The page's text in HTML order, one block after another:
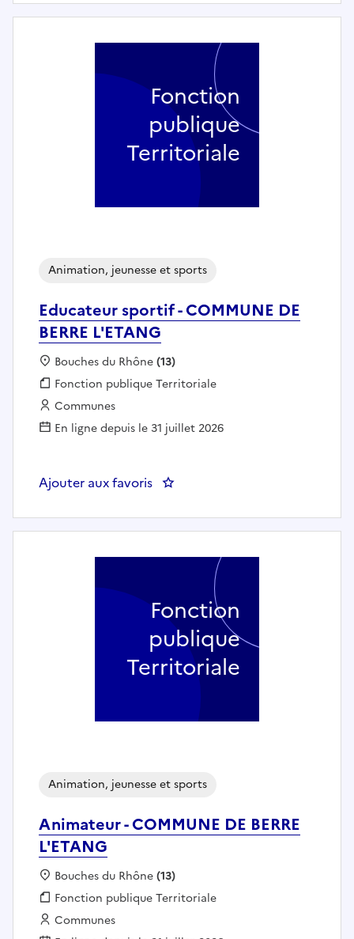
Educateur sportif - COMMUNE DE
BERRE L'ETANG
Animation, jeunesse et sports
Localisation :
Bouches du Rhône(13)
Fonction publique :
Fonction publique Territoriale
Employeur :
Communes
En ligne depuis le 31 juillet 2026
Ajouter aux favoris : Educateur sportif - COMMUNE
Fonction
publique
Territoriale
Animateur - COMMUNE DE BERRE
L'ETANG
Animation, jeunesse et sports
Localisation :
Bouches du Rhône(13)
Fonction publique :
Fonction publique Territoriale
Employeur :
Communes
Fonction
publique
Territoriale